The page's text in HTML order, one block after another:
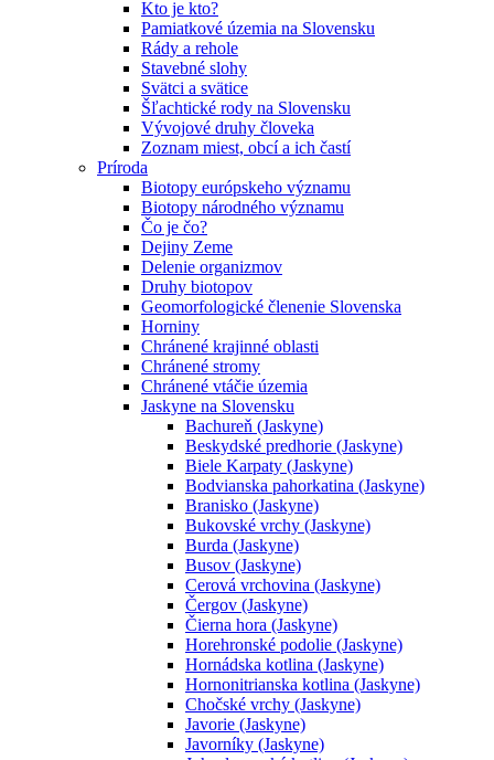
Kto je kto?
Pamiatkové územia na Slovensku
Rády a rehole
Stavebné slohy
Svätci a svätice
Šľachtické rody na Slovensku
Vývojové druhy človeka
Zoznam miest, obcí a ich častí
Príroda
Biotopy európskeho významu
Biotopy národného významu
Čo je čo?
Dejiny Zeme
Delenie organizmov
Druhy biotopov
Geomorfologické členenie Slovenska
Horniny
Chránené krajinné oblasti
Chránené stromy
Chránené vtáčie územia
Jaskyne na Slovensku
Bachureň (Jaskyne)
Beskydské predhorie (Jaskyne)
Biele Karpaty (Jaskyne)
Bodvianska pahorkatina (Jaskyne)
Branisko (Jaskyne)
Bukovské vrchy (Jaskyne)
Burda (Jaskyne)
Busov (Jaskyne)
Cerová vrchovina (Jaskyne)
Čergov (Jaskyne)
Čierna hora (Jaskyne)
Horehronské podolie (Jaskyne)
Hornádska kotlina (Jaskyne)
Hornonitrianska kotlina (Jaskyne)
Chočské vrchy (Jaskyne)
Javorie (Jaskyne)
Javorníky (Jaskyne)